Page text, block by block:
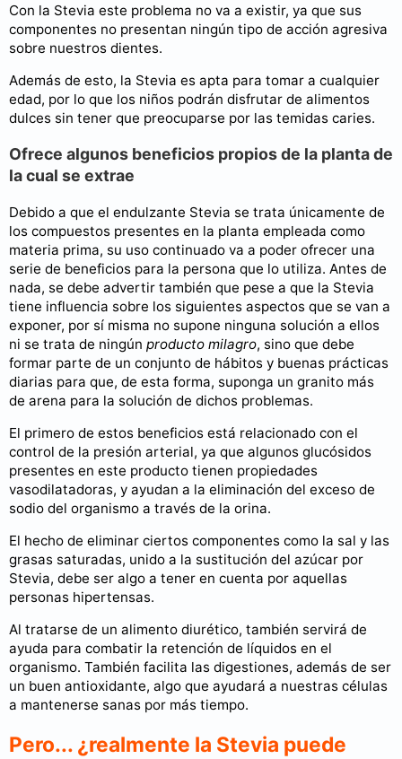
Con la Stevia este problema no va a existir, ya que sus
componentes no presentan ningún tipo de acción agresiva
sobre nuestros dientes.
Además de esto, la Stevia es apta para tomar a cualquier
edad, por lo que los niños podrán disfrutar de alimentos
dulces sin tener que preocuparse por las temidas caries.
Ofrece algunos beneficios propios de la planta de
la cual se extrae
Debido a que el endulzante Stevia se trata únicamente de
los compuestos presentes en la planta empleada como
materia prima, su uso continuado va a poder ofrecer una
serie de beneficios para la persona que lo utiliza. Antes de
nada, se debe advertir también que pese a que la Stevia
tiene influencia sobre los siguientes aspectos que se van a
exponer, por sí misma no supone ninguna solución a ellos
ni se trata de ningún producto milagro, sino que debe
formar parte de un conjunto de hábitos y buenas prácticas
diarias para que, de esta forma, suponga un granito más
de arena para la solución de dichos problemas.
El primero de estos beneficios está relacionado con el
control de la presión arterial, ya que algunos glucósidos
presentes en este producto tienen propiedades
vasodilatadoras, y ayudan a la eliminación del exceso de
sodio del organismo a través de la orina.
El hecho de eliminar ciertos componentes como la sal y las
grasas saturadas, unido a la sustitución del azúcar por
Stevia, debe ser algo a tener en cuenta por aquellas
personas hipertensas.
Al tratarse de un alimento diurético, también servirá de
ayuda para combatir la retención de líquidos en el
organismo. También facilita las digestiones, además de ser
un buen antioxidante, algo que ayudará a nuestras células
a mantenerse sanas por más tiempo.
Pero... ¿realmente la Stevia puede